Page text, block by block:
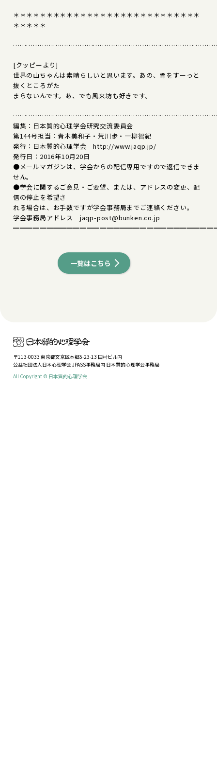
＊＊＊＊＊＊＊＊＊＊＊＊＊＊＊＊＊＊＊＊＊＊＊＊＊＊＊＊
＊＊＊＊＊
[クッピーより]
世界の山ちゃんは素晴らしいと思います。あの、骨をすーっと
抜くところがた
まらないんです。あ、でも風来坊も好きです。
編集：日本質的心理学会研究交流委員会
第144号担当：青木美和子・荒川歩・一柳智紀
発行：日本質的心理学会 http://www.jaqp.jp/
発行日：2016年10月20日
●メールマガジンは、学会からの配信専用ですので返信できま
せん。
●学会に関するご意見・ご要望、または、アドレスの変更、配
信の停止を希望さ
れる場合は、お手数ですが学会事務局までご連絡ください。
学会事務局アドレス jaqp-post@bunken.co.jp
一覧はこちら
〒113-0033 東京都文京区本郷5-23-13 田村ビル内
公益社団法人日本心理学会 JPASS事務局内 日本質的心理学会事務局
All Copyright © 日本質的心理学会